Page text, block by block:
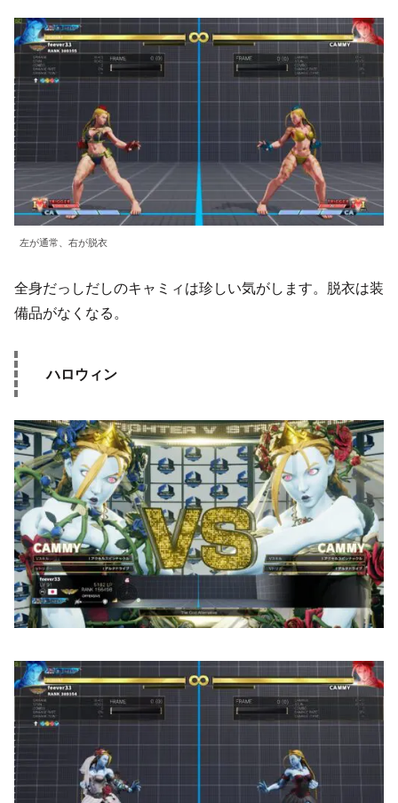
左が通常、右が脱衣
全身だっしだしのキャミィは珍しい気がします。脱衣は装
備品がなくなる。
ハロウィン